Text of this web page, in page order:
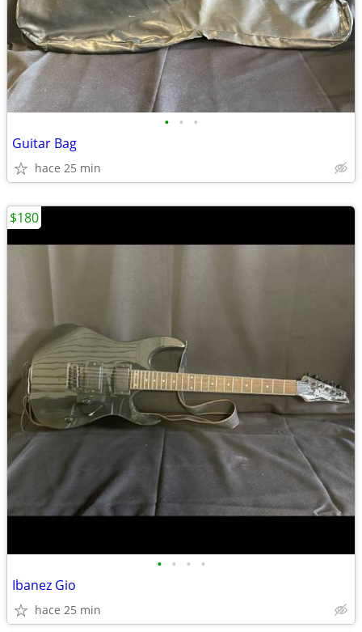
• • •
Guitar Bag
hace 25 min
• • • •
Ibanez Gio
hace 25 min
$180